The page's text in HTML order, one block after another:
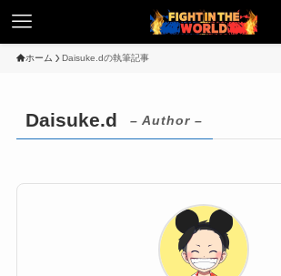
ホーム Daisuke.dの執筆記事
Daisuke.d – Author –